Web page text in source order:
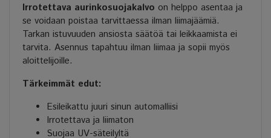
Irrotettava aurinkosuojakalvo on helppo asentaa ja
se voidaan poistaa tarvittaessa ilman liimajäämiä.
Tarkan istuvuuden ansiosta säätöä tai leikkaamista ei
tarvita. Asennus tapahtuu ilman liimaa ja sopii myös
aloittelijoille.
Tärkeimmät edut:
Esileikattu juuri sinun automalliisi
Irrotettava ja liimaton
Suojaa UV-säteilyltä